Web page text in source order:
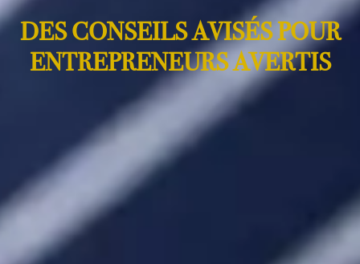
DESCONSEILSAVISÉSPOUR
ENTREPRENEURSAVERTIS